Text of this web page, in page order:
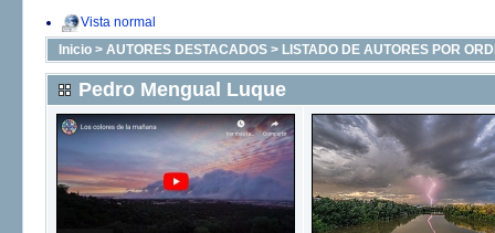
Vista normal
Inicio > AUTORES DESTACADOS > LISTADO DE AUTORES POR
Pedro Mengual Luque